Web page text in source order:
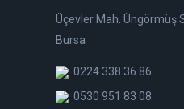
Üçevler Mah. Üngörmüş
Bursa
0224 338 36 86
0530 951 83 08